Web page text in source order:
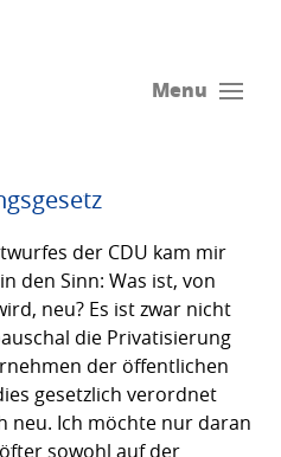
Menu
der CDU kam mir
den Sinn: Was ist, von
neu? Es ist zwar nicht
die Privatisierung
der öffentlichen
gesetzlich verordnet
neu. Ich möchte nur daran
sowohl auf der